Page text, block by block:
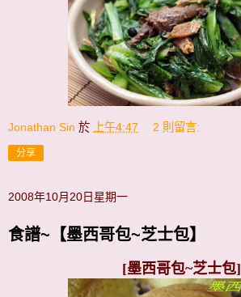
Jonathan Sin 於 上午4:47 2 則留言:
分享
2008年10月20日星期一
食譜~【墨西哥包~芝士包】
[墨西哥包~芝士包]